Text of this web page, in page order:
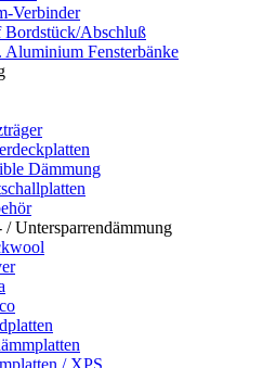
Verbinder
Bordstück/Abschluß
Aluminium Fensterbänke
Dämmung
/ Untersparrendämmung